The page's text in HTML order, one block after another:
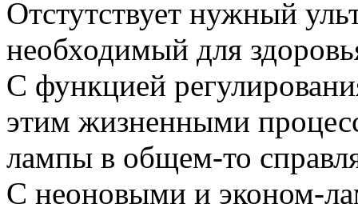
Отстутствует нужный
необходимый для
С функцией
этим жизненными
лампы в общем-то
С неоновыми и эконом-